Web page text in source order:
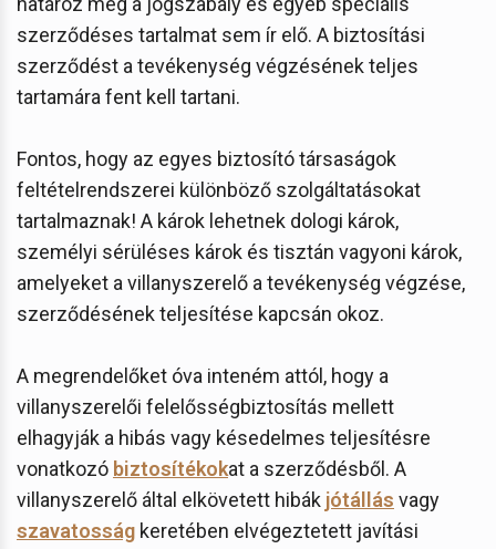
szerződéses tartalmat sem ír elő. A biztosítási
szerződést a tevékenység végzésének teljes
tartamára fent kell tartani.
Fontos, hogy az egyes biztosító társaságok
feltételrendszerei különböző szolgáltatásokat
tartalmaznak! A károk lehetnek dologi károk,
személyi sérüléses károk és tisztán vagyoni károk,
amelyeket a villanyszerelő a tevékenység végzése,
szerződésének teljesítése kapcsán okoz.
A megrendelőket óva inteném attól, hogy a
villanyszerelői felelősségbiztosítás mellett
elhagyják a hibás vagy késedelmes teljesítésre
vonatkozó biztosítékokat a szerződésből. A
villanyszerelő által elkövetett hibák jótállás vagy
szavatosság keretében elvégeztetett javítási